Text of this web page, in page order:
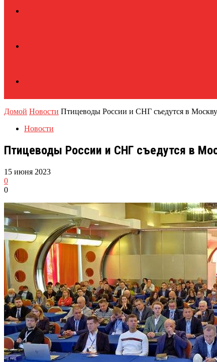
Домой Новости Птицеводы России и СНГ съедутся в
Новости
Птицеводы России и СНГ съедутся в
15 июня 2023
0
0